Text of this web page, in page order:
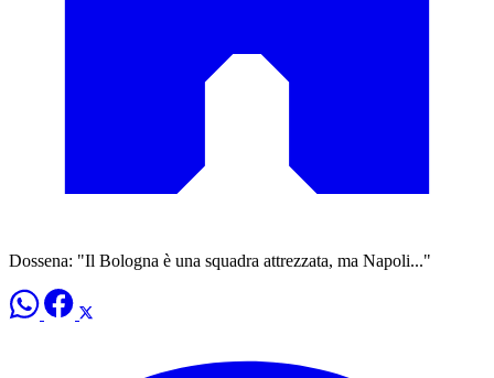
Dossena: "Il Bologna è una squadra attrezzata, ma Napoli..."